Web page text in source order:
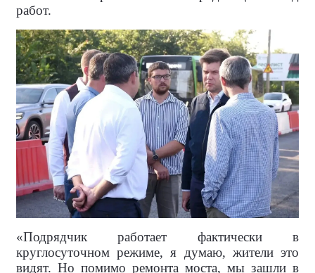
работ.
«Подрядчик работает фактически в
круглосуточном режиме, я думаю, жители это
видят. Но помимо ремонта моста, мы зашли в